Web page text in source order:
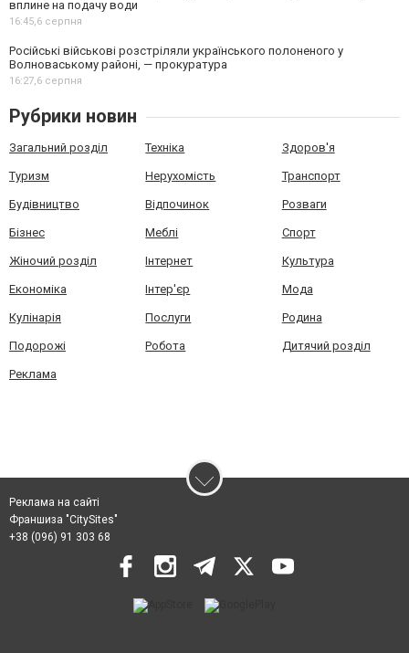
вплине на подачу води
16:45,6 серпня
Російські військові розстріляли українського полоненого у
Волноваському районі, — прокуратура
16:27,6 серпня
Рубрики новин
Загальний розділ Техніка Здоров'я
Туризм Нерухомість Транспорт
Будівництво Відпочинок Розваги
Бізнес Меблі Спорт
Жіночий розділ Інтернет Культура
Економіка Інтер'єр Мода
Кулінарія Послуги Родина
Подорожі Робота Дитячий розділ
Реклама
Реклама на сайті
Франшиза "CitySites"
+38 (096) 91 303 68